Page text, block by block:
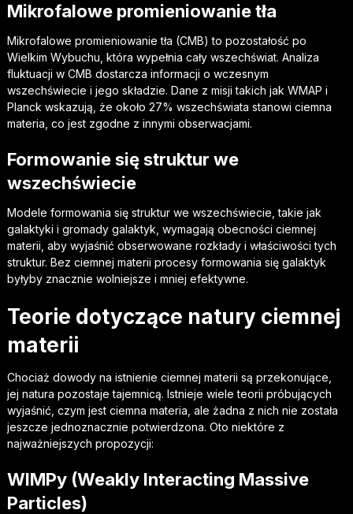
Mikrofalowe promieniowanie tła
Mikrofalowe promieniowanie tła (CMB) to pozostałość po
Wielkim Wybuchu, która wypełnia cały wszechświat. Analiza
fluktuacji w CMB dostarcza informacji o wczesnym
wszechświecie i jego składzie. Dane z misji takich jak WMAP i
Planck wskazują, że około 27% wszechświata stanowi ciemna
materia, co jest zgodne z innymi obserwacjami.
Formowanie się struktur we
wszechświecie
Modele formowania się struktur we wszechświecie, takie jak
galaktyki i gromady galaktyk, wymagają obecności ciemnej
materii, aby wyjaśnić obserwowane rozkłady i właściwości tych
struktur. Bez ciemnej materii procesy formowania się galaktyk
byłyby znacznie wolniejsze i mniej efektywne.
Teorie dotyczące natury ciemnej
materii
Chociaż dowody na istnienie ciemnej materii są przekonujące,
jej natura pozostaje tajemnicą. Istnieje wiele teorii próbujących
wyjaśnić, czym jest ciemna materia, ale żadna z nich nie została
jeszcze jednoznacznie potwierdzona. Oto niektóre z
najważniejszych propozycji:
WIMPy (Weakly Interacting Massive
Particles)